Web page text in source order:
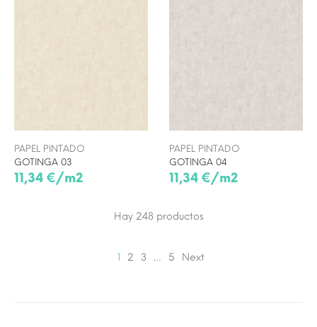
PAPEL PINTADO
GOTINGA 03
11,34 €/m2
PAPEL PINTADO
GOTINGA 04
11,34 €/m2
Hay 248 productos
1 2 3 … 5 Next